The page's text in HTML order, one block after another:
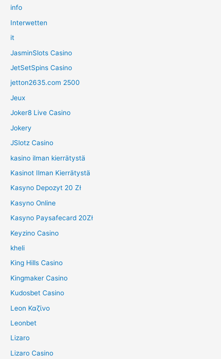
info
Interwetten
it
JasminSlots Casino
JetSetSpins Casino
jetton2635.com 2500
Jeux
Joker8 Live Casino
Jokery
JSlotz Casino
kasino ilman kierrätystä
Kasinot Ilman Kierrätystä
Kasyno Depozyt 20 Zł
Kasyno Online
Kasyno Paysafecard 20Zł
Keyzino Casino
kheli
King Hills Casino
Kingmaker Casino
Kudosbet Casino
Leon Καζίνο
Leonbet
Lizaro
Lizaro Casino